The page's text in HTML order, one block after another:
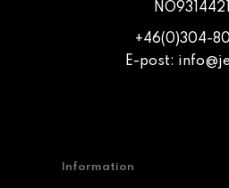
+46(0)304-
E-post:
Information